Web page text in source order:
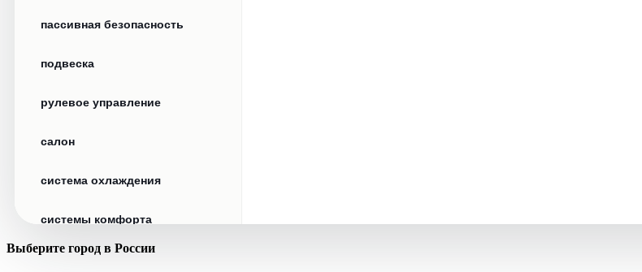
пассивная безопасность
подвеска
рулевое управление
салон
система охлаждения
системы комфорта
стекла
Выберите город в России